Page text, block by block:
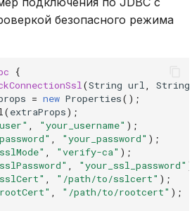
безопасного режима
{
(String url,
String
= new Properties();
(extraProps);
, "your_username" );
, "your_password" );
, "verify-ca" );
, "your_ssl_password"
, "/path/to/sslcert" );
, "/path/to/rootcert" );